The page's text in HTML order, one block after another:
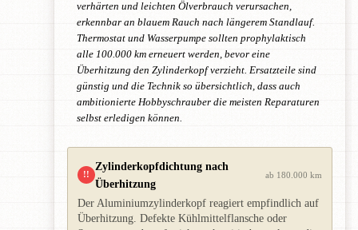
verhärten und leichten Ölverbrauch verursachen,
erkennbar an blauem Rauch nach längerem Standlauf.
Thermostat und Wasserpumpe sollten prophylaktisch
alle 100.000 km erneuert werden, bevor eine
Überhitzung den Zylinderkopf verzieht. Ersatzteile sind
günstig und die Technik so übersichtlich, dass auch
ambitionierte Hobbyschrauber die meisten Reparaturen
selbst erledigen können.
!!
Zylinderkopfdichtung nach
Überhitzung
ab 180.000 km
Der Aluminiumzylinderkopf reagiert empfindlich auf
Überhitzung. Defekte Kühlmittelflansche oder